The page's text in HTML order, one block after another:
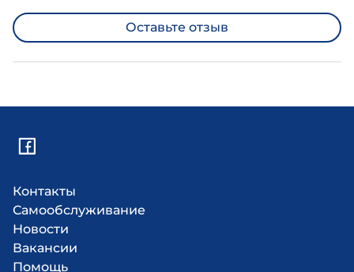
Оставьте отзыв
Контакты
Самообслуживание
Новости
Вакансии
Помощь